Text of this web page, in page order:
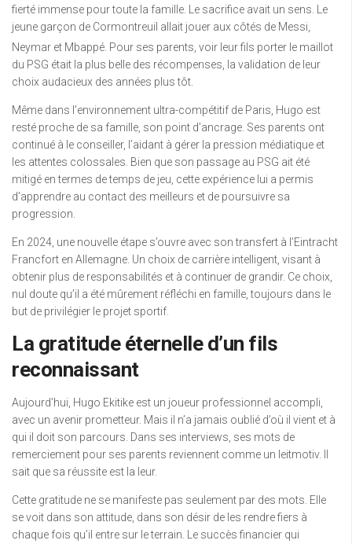
fierté immense pour toute la famille. Le sacrifice avait un sens. Le
jeune garçon de Cormontreuil allait jouer aux côtés de Messi,
Neymar et Mbappé. Pour ses parents, voir leur fils porter le maillot
du PSG était la plus belle des récompenses, la validation de leur
choix audacieux des années plus tôt.
Même dans l’environnement ultra-compétitif de Paris, Hugo est
resté proche de sa famille, son point d’ancrage. Ses parents ont
continué à le conseiller, l’aidant à gérer la pression médiatique et
les attentes colossales. Bien que son passage au PSG ait été
mitigé en termes de temps de jeu, cette expérience lui a permis
d’apprendre au contact des meilleurs et de poursuivre sa
progression.
En 2024, une nouvelle étape s’ouvre avec son transfert à l’Eintracht
Francfort en Allemagne. Un choix de carrière intelligent, visant à
obtenir plus de responsabilités et à continuer de grandir. Ce choix,
nul doute qu’il a été mûrement réfléchi en famille, toujours dans le
but de privilégier le projet sportif.
La gratitude éternelle d’un fils
reconnaissant
Aujourd’hui, Hugo Ekitike est un joueur professionnel accompli,
avec un avenir prometteur. Mais il n’a jamais oublié d’où il vient et à
qui il doit son parcours. Dans ses interviews, ses mots de
remerciement pour ses parents reviennent comme un leitmotiv. Il
sait que sa réussite est la leur.
Cette gratitude ne se manifeste pas seulement par des mots. Elle
se voit dans son attitude, dans son désir de les rendre fiers à
chaque fois qu’il entre sur le terrain. Le succès financier qui